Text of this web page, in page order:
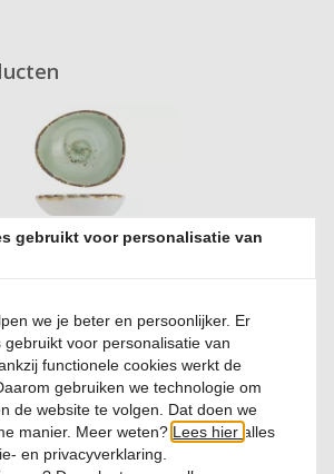
8,6cm Quiandra Green
0 Reviews
€ 3,50
gebruikt voor personalisatie van
we je beter en persoonlijker. Er
gebruikt voor personalisatie van
functionele cookies werkt de
gebruiken we technologie om
de website te volgen. Dat doen we
manier. Meer weten? Lees hier alles
en privacyverklaring.